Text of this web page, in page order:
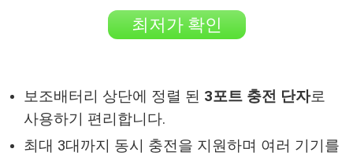
최저가 확인
보조배터리 상단에 정렬 된 3포트 충전 단자로
사용하기 편리합니다.
최대 3대까지 동시 충전을 지원하며 여러 기기를